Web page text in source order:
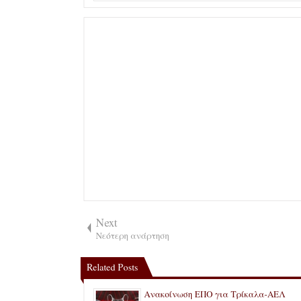
Next
Νεότερη ανάρτηση
Related Posts
Ανακοίνωση ΕΠΟ για Τρίκαλα-ΑΕΛ